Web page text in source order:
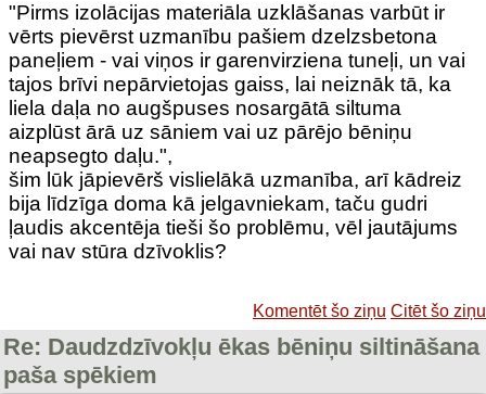
"Pirms izolācijas materiāla uzklāšanas varbūt ir
vērts pievērst uzmanību pašiem dzelzsbetona
paneļiem - vai viņos ir garenvirziena tuneļi, un vai
tajos brīvi nepārvietojas gaiss, lai neiznāk tā, ka
liela daļa no augšpuses nosargātā siltuma
aizplūst ārā uz sāniem vai uz pārējo bēniņu
neapsegto daļu.",
šim lūk jāpievērš vislielākā uzmanība, arī kādreiz
bija līdzīga doma kā jelgavniekam, taču gudri
ļaudis akcentēja tieši šo problēmu, vēl jautājums
vai nav stūra dzīvoklis?
Komentēt šo ziņu Citēt šo ziņu
Re: Daudzdzīvokļu ēkas bēniņu siltināšana
paša spēkiem